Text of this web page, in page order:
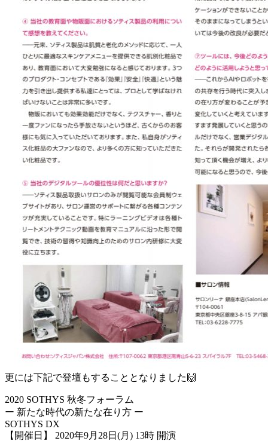
更には下記で登壇もすることとなりました🙌
2020 SOTHYS 秋冬フォーラム
ー 新たな時代の新たな在り方 ー
SOTHYS DX
【開催日】 2020年9月28日(月) 13時 開演